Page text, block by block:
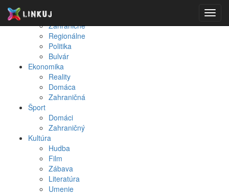
Domáce
Zahraničné
Regionálne
Politika
Bulvár
Ekonomika
Reality
Domáca
Zahraničná
Šport
Domáci
Zahraničný
Kultúra
Hudba
Film
Zábava
Literatúra
Umenie